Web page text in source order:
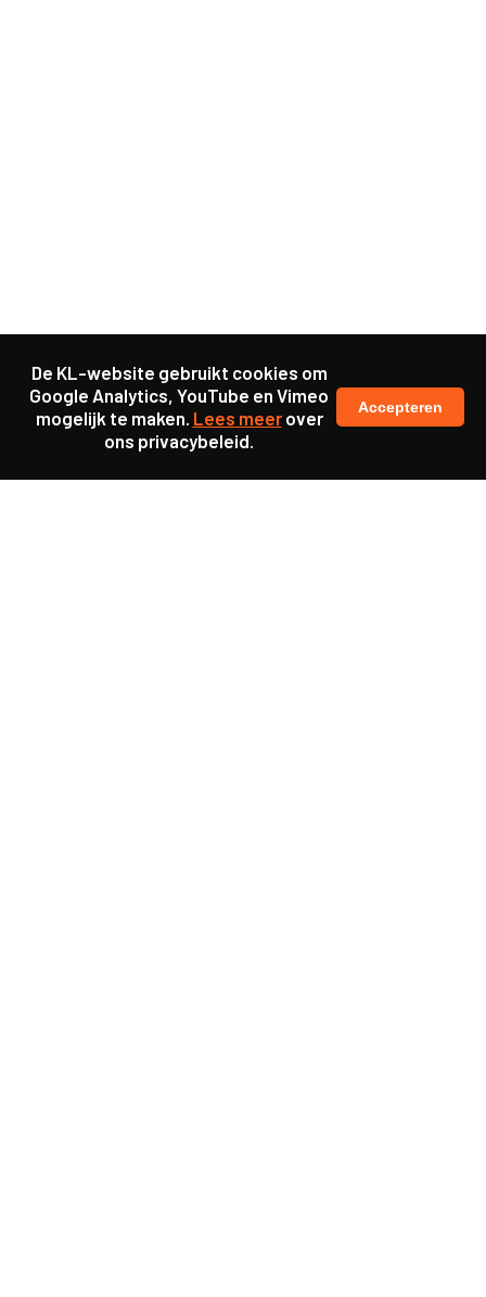
De KL-website gebruikt cookies om
Google Analytics, YouTube en Vimeo
mogelijk te maken. Lees meerover
ons privacybeleid.
Accepteren